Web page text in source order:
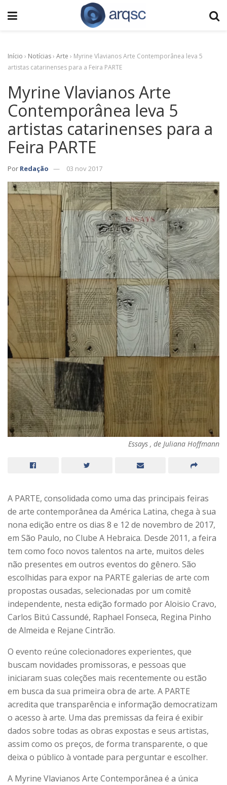
Início › Notícias› Arte › Myrine Vlavianos Arte Contemporânea leva 5
artistas catarinenses para a Feira PARTE
Myrine Vlavianos Arte
Contemporânea leva 5
artistas catarinenses para a
Feira PARTE
Por Redação 03 nov 2017
Essays , de Juliana Hoffmann
A PARTE, consolidada como uma das principais feiras
de arte contemporânea da América Latina, chega à sua
nona edição entre os dias 8 e 12 de novembro de 2017,
em São Paulo, no Clube A Hebraica. Desde 2011, a feira
tem como foco novos talentos na arte, muitos deles
não presentes em outros eventos do gênero. São
escolhidas para expor na PARTE galerias de arte com
propostas ousadas, selecionadas por um comitê
independente, nesta edição formado por Aloisio Cravo,
Carlos Bitú Cassundé, Raphael Fonseca, Regina Pinho
de Almeida e Rejane Cintrão.
O evento reúne colecionadores experientes, que
buscam novidades promissoras, e pessoas que
iniciaram suas coleções mais recentemente ou estão
em busca da sua primeira obra de arte. A PARTE
acredita que transparência e informação democratizam
o acesso à arte. Uma das premissas da feira é exibir
dados sobre todas as obras expostas e seus artistas,
assim como os preços, de forma transparente, o que
deixa o público à vontade para perguntar e escolher.
A Myrine Vlavianos Arte Contemporânea é a única